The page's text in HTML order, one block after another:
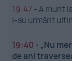
19:47 - A murit
i-au urmărit
19:40 - „Nu
de ani